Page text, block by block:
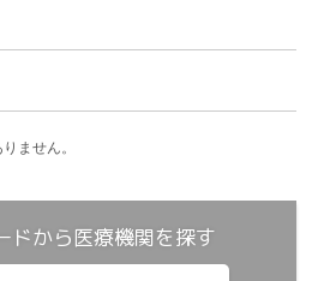
ません。
ドから医療機関を探す